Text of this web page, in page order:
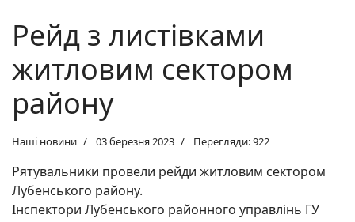
Рейд з листівками
житловим сектором
району
Наші новини 03 березня 2023 Перегляди: 922
Рятувальники провели рейди житловим сектором
Лубенського району.
Інспектори Лубенського районного управлінь ГУ